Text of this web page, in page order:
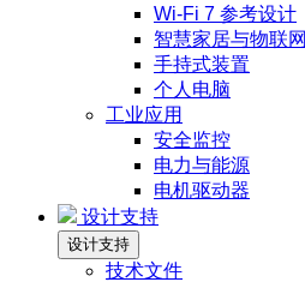
Wi-Fi 7 参考设计
智慧家居与物联网
手持式装置
个人电脑
工业应用
安全监控
电力与能源
电机驱动器
设计支持
设计支持
技术文件